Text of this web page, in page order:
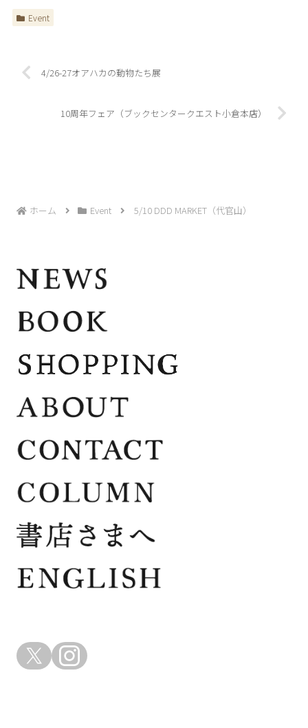
Event
4/26-27オアハカの動物たち展
10周年フェア（ブックセンタークエスト小倉本店）
ホーム Event 5/10 DDD MARKET（代官山）